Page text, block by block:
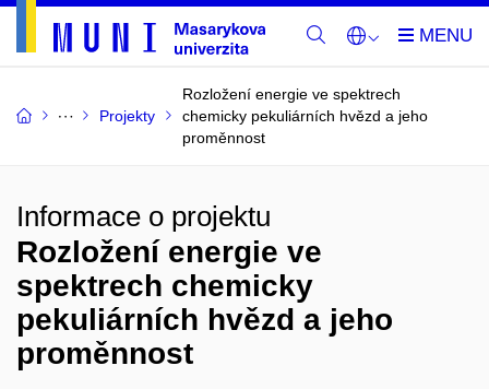
Projekty
Rozložení energie ve spektrech
chemicky pekuliárních hvězd a jeho
proměnnost
Informace o projektu
Rozložení energie ve
spektrech chemicky
pekuliárních hvězd a jeho
proměnnost